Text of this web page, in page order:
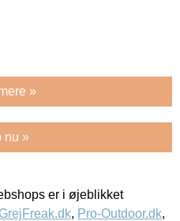
»
nu »
er i øjeblikket
GrejFreak.dk, Pro-Outdoor.dk,